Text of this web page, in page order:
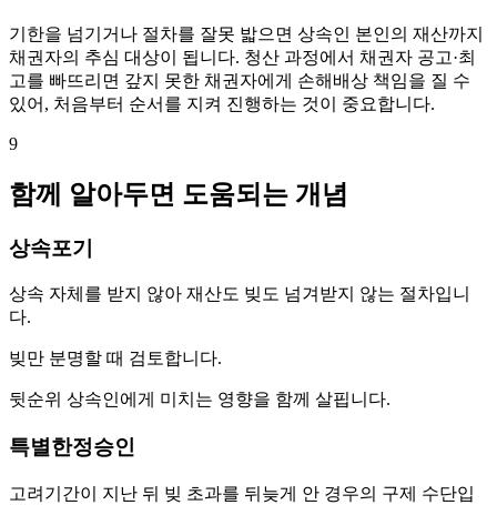
기한을 넘기거나 절차를 잘못 밟으면 상속인 본인의 재산까지
채권자의 추심 대상이 됩니다. 청산 과정에서 채권자 공고·최
고를 빠뜨리면 갚지 못한 채권자에게 손해배상 책임을 질 수
있어, 처음부터 순서를 지켜 진행하는 것이 중요합니다.
9
함께 알아두면 도움되는 개념
상속포기
상속 자체를 받지 않아 재산도 빚도 넘겨받지 않는 절차입니
다.
빚만 분명할 때 검토합니다.
뒷순위 상속인에게 미치는 영향을 함께 살핍니다.
특별한정승인
고려기간이 지난 뒤 빚 초과를 뒤늦게 안 경우의 구제 수단입